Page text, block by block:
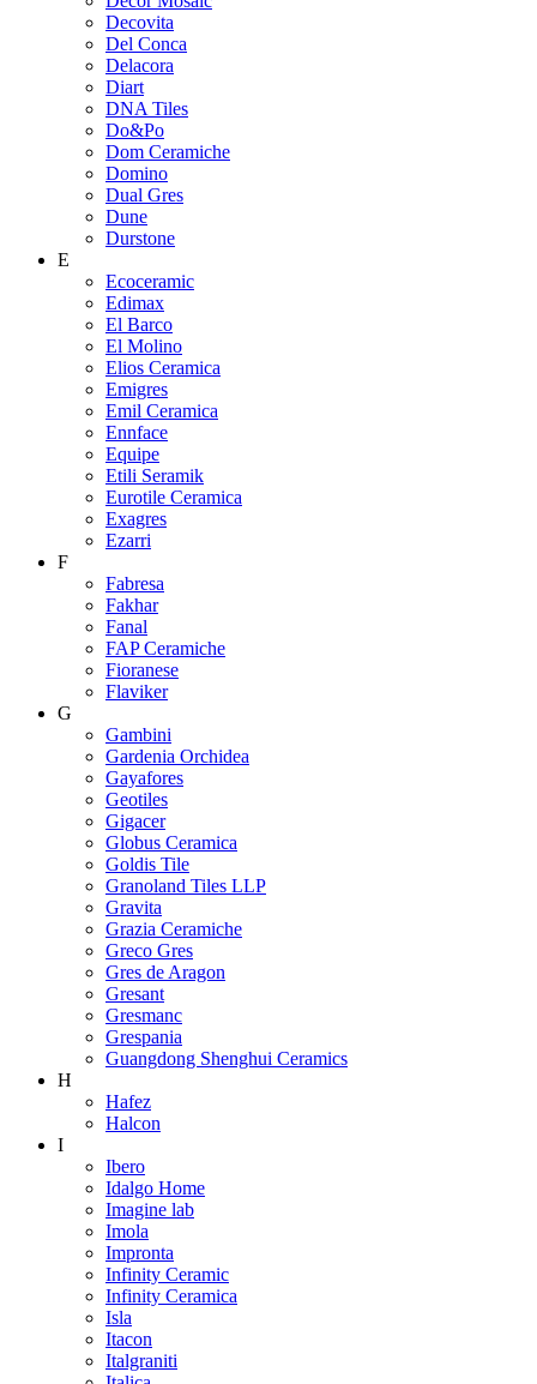
Decovita
Del Conca
Delacora
Diart
DNA Tiles
Do&Po
Dom Ceramiche
Domino
Dual Gres
Dune
Durstone
E
Ecoceramic
Edimax
El Barco
El Molino
Elios Ceramica
Emigres
Emil Ceramica
Ennface
Equipe
Etili Seramik
Eurotile Ceramica
Exagres
Ezarri
F
Fabresa
Fakhar
Fanal
FAP Ceramiche
Fioranese
Flaviker
G
Gambini
Gardenia Orchidea
Gayafores
Geotiles
Gigacer
Globus Ceramica
Goldis Tile
Granoland Tiles LLP
Gravita
Grazia Ceramiche
Greco Gres
Gres de Aragon
Gresant
Gresmanc
Grespania
Guangdong Shenghui Ceramics
H
Hafez
Halcon
I
Ibero
Idalgo Home
Imagine lab
Imola
Impronta
Infinity Ceramic
Infinity Ceramica
Isla
Itacon
Italgraniti